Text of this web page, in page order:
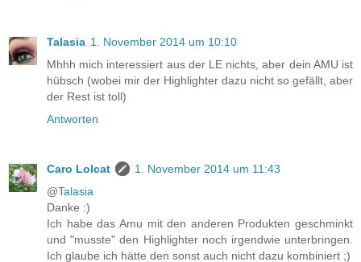
Talasia 1. November 2014 um 10:10
Mhhh mich interessiert aus der LE nichts, aber dein AMU ist
hübsch (wobei mir der Highlighter dazu nicht so gefällt, aber
der Rest ist toll)
Antworten
Caro Lolcat
1. November 2014 um 11:43
@Talasia
Danke :)
Ich habe das Amu mit den anderen Produkten geschminkt
und "musste" den Highlighter noch irgendwie unterbringen.
Ich glaube ich hätte den sonst auch nicht dazu kombiniert ;)